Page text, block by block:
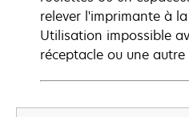
relever l'imprimante à
Utilisation impossible
réceptacle ou une